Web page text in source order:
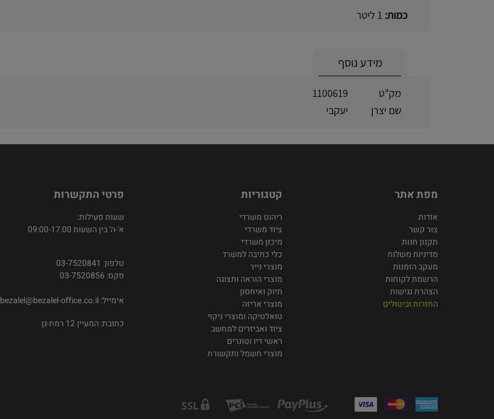
כמות: 1 ליטר
מידע נוסף
מק"ט
1100619
שם יצרן
יעקבי
מפת אתר
אודות
צור קשר
תקנון חנות
מדיניות משלוח
מעקב הזמנות
הרשמת לקוחות
הצהרת נגישות
החזרות וביטולים
קטגוריות
ריהוט משרדי
ציוד משרדי
מיכון משרדי
כלי כתיבה למשרד
מוצרי נייר
מוצרי הוראה ותצוגה
תיוק ואיחסון
מוצרי אריזה
טואלטיקה ומוצרי ניקוי
ציוד ואביזרים למחשב
ראשי דיו וטונרים
מוצרי חשמל ותקשורת
פרטי התקשרות
שעות פעילות:
א'-ה' בין השעות 09:00-17:00
טלפון: 03-7520841
פקס: 03-7520856
אימייל:bezalel@bezalel-office.co.il
כתובת: המעיין 12 רמת-גן